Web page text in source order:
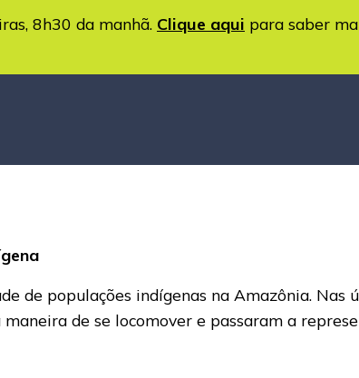
8h30 da manhã. Clique aqui para saber
de populações indígenas na Amazônia. Nas
de se locomover e passaram a